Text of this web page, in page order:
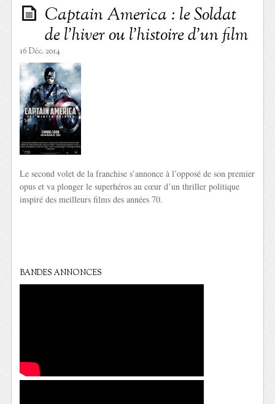
Captain America : le Soldat
de l’hiver ou l’histoire d’un film
16 Déc. 2014
Le second volet de la franchise s’annonce à l’opposé de son premier
opus et va plonger le superhéros au cœur d’un thriller politique
inspiré des meilleurs films des années 70.
BANDES ANNONCES